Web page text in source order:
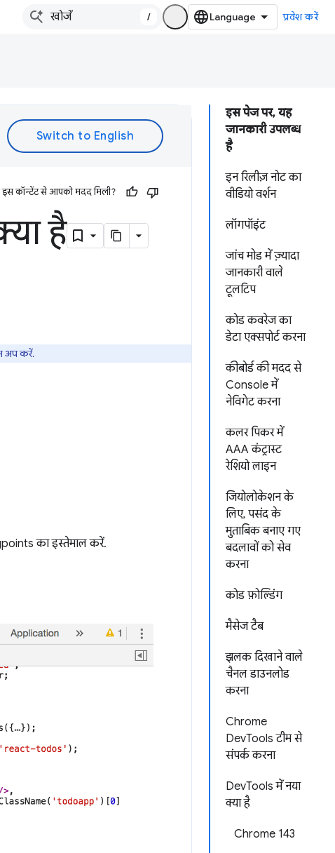
/ प्रवेश करें
इस पेज पर, यह
जानकारी उपलब्ध
है
इन रिलीज़ नोट का
वीडियो वर्शन
लॉगपॉइंट
जांच मोड में ज़्यादा
जानकारी वाले
टूलटिप
कोड कवरेज का
डेटा एक्सपोर्ट करना
कीबोर्ड की मदद से
Console में
नेविगेट करना
कलर पिकर में
AAA कंट्रास्ट
रेशियो लाइन
जियोलोकेशन के
लिए, पसंद के
मुताबिक बनाए गए
बदलावों को सेव
करना
कोड फ़ोल्डिंग
मैसेज टैब
झलक दिखाने वाले
चैनल डाउनलोड
करना
Chrome
DevTools टीम से
संपर्क करना
DevTools में नया
क्या है
Chrome 143
इस कॉन्टेंट से आपको मदद मिली?
है
अप करें.
का इस्तेमाल करें.